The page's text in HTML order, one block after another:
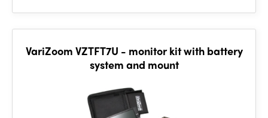
VariZoom VZTFT7U - monitor kit with battery
system and mount